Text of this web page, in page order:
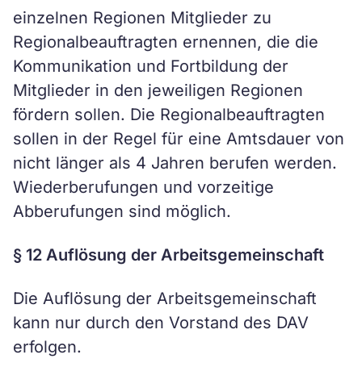
einzelnen Regionen Mitglieder zu
Regionalbeauftragten ernennen, die die
Kommunikation und Fortbildung der
Mitglieder in den jeweiligen Regionen
fördern sollen. Die Regionalbeauftragten
sollen in der Regel für eine Amtsdauer von
nicht länger als 4 Jahren berufen werden.
Wiederberufungen und vorzeitige
Abberufungen sind möglich.
§ 12 Auflösung der Arbeitsgemeinschaft
Die Auflösung der Arbeitsgemeinschaft
kann nur durch den Vorstand des DAV
erfolgen.